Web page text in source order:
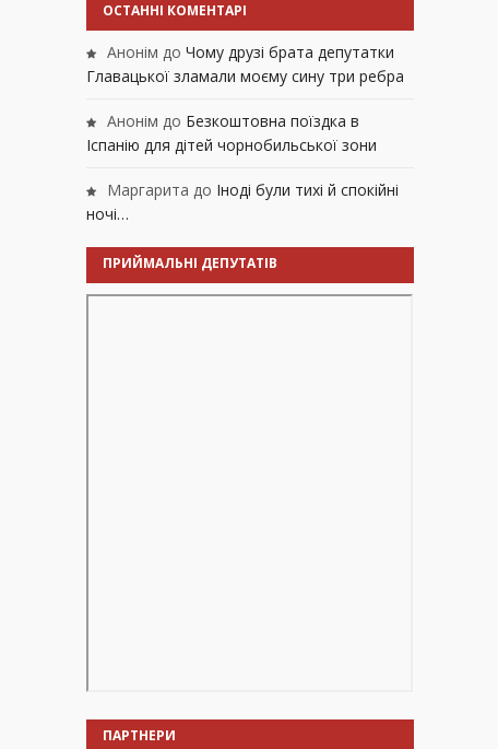
ОСТАННІ КОМЕНТАРІ
Анонім до Чому друзі брата депутатки
Главацької зламали моєму сину три ребра
Анонім до Безкоштовна поїздка в
Іспанію для дітей чорнобильської зони
Маргарита до Іноді були тихі й спокійні
ночі…
ПРИЙМАЛЬНІ ДЕПУТАТІВ
ПАРТНЕРИ